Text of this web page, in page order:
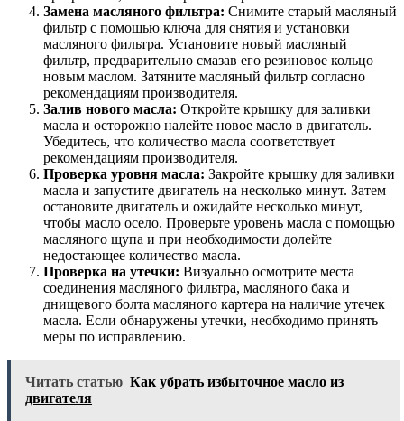
Замена масляного фильтра: Снимите старый масляный
фильтр с помощью ключа для снятия и установки
масляного фильтра. Установите новый масляный
фильтр, предварительно смазав его резиновое кольцо
новым маслом. Затяните масляный фильтр согласно
рекомендациям производителя.
Залив нового масла: Откройте крышку для заливки
масла и осторожно налейте новое масло в двигатель.
Убедитесь, что количество масла соответствует
рекомендациям производителя.
Проверка уровня масла: Закройте крышку для заливки
масла и запустите двигатель на несколько минут. Затем
остановите двигатель и ожидайте несколько минут,
чтобы масло осело. Проверьте уровень масла с помощью
масляного щупа и при необходимости долейте
недостающее количество масла.
Проверка на утечки: Визуально осмотрите места
соединения масляного фильтра, масляного бака и
днищевого болта масляного картера на наличие утечек
масла. Если обнаружены утечки, необходимо принять
меры по исправлению.
Читать статью Как убрать избыточное масло из
двигателя